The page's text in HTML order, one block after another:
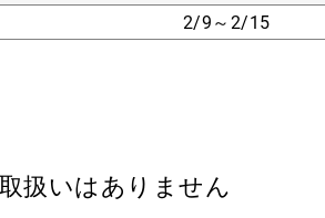
2/9～2/15
扱いはありません